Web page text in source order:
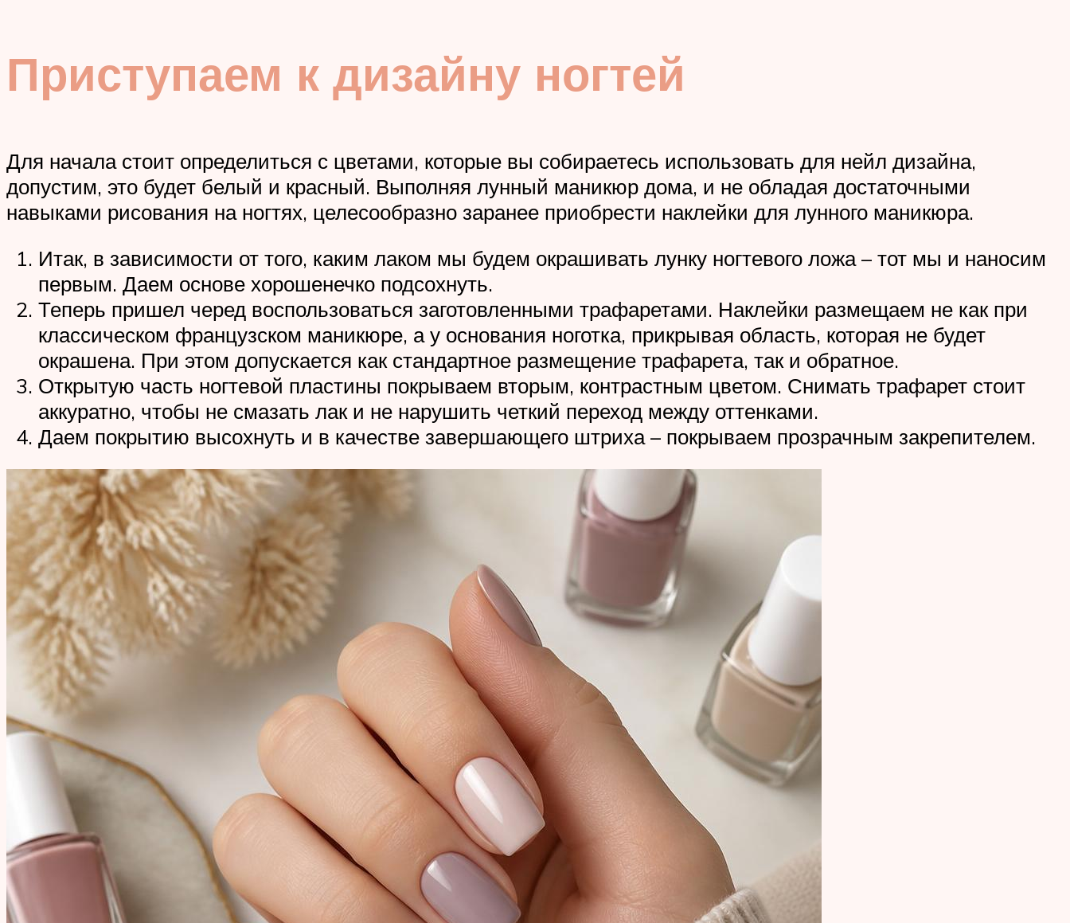
Приступаем к дизайну ногтей
Для начала стоит определиться с цветами, которые вы собираетесь использовать для нейл дизайна,
допустим, это будет белый и красный. Выполняя лунный маникюр дома, и не обладая достаточными
навыками рисования на ногтях, целесообразно заранее приобрести наклейки для лунного маникюра.
Итак, в зависимости от того, каким лаком мы будем окрашивать лунку ногтевого ложа – тот мы и наносим
первым. Даем основе хорошенечко подсохнуть.
Теперь пришел черед воспользоваться заготовленными трафаретами. Наклейки размещаем не как при
классическом французском маникюре, а у основания ноготка, прикрывая область, которая не будет
окрашена. При этом допускается как стандартное размещение трафарета, так и обратное.
Открытую часть ногтевой пластины покрываем вторым, контрастным цветом. Снимать трафарет стоит
аккуратно, чтобы не смазать лак и не нарушить четкий переход между оттенками.
Даем покрытию высохнуть и в качестве завершающего штриха – покрываем прозрачным закрепителем.